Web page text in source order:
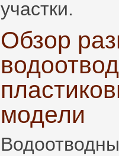
участки.
Обзор
модели